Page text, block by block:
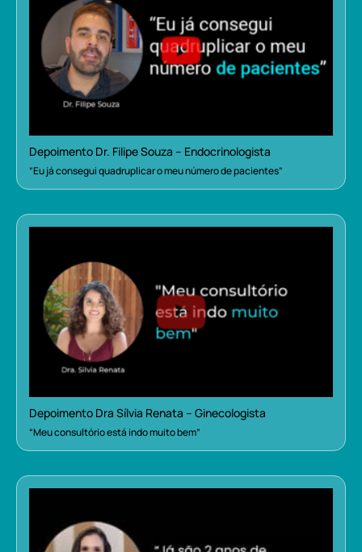
Depoimento Dr. Filipe Souza – Endocrinologista
“Eu já consegui quadruplicar o meu número de pacientes”
Depoimento Dra Sílvia Renata – Ginecologista
“Meu consultório está indo muito bem”